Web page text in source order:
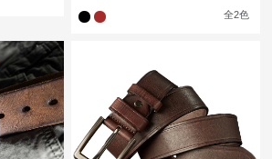
全2色